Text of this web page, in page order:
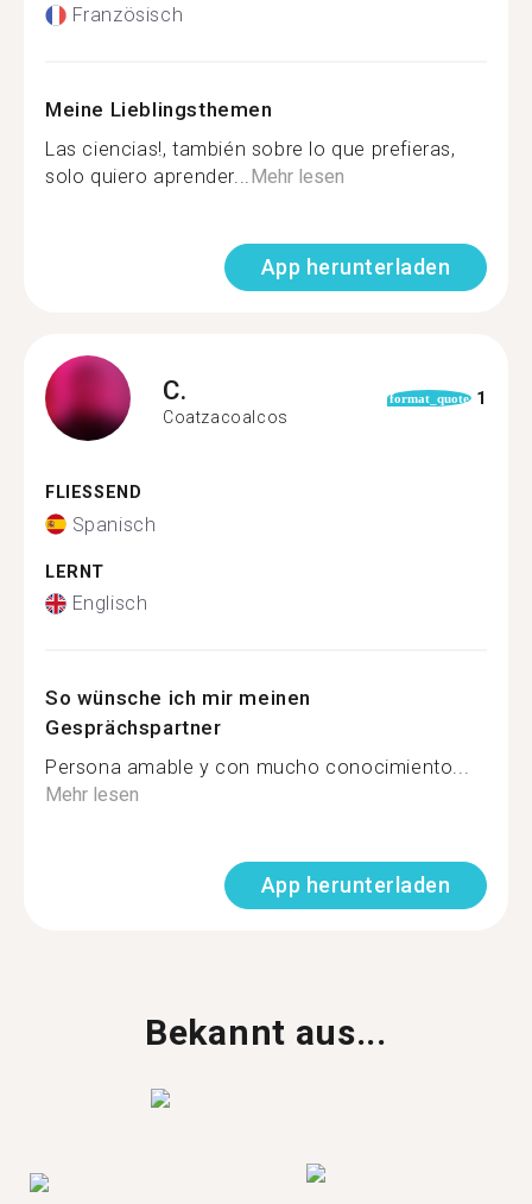
Französisch
Meine Lieblingsthemen
Las ciencias!, también sobre lo que prefieras,
solo quiero aprender...Mehr lesen
App herunterladen
C.
Coatzacoalcos
format_quote 1
FLIESSEND
Spanisch
LERNT
Englisch
So wünsche ich mir meinen
Gesprächspartner
Persona amable y con mucho conocimiento...
Mehr lesen
App herunterladen
Bekannt aus...